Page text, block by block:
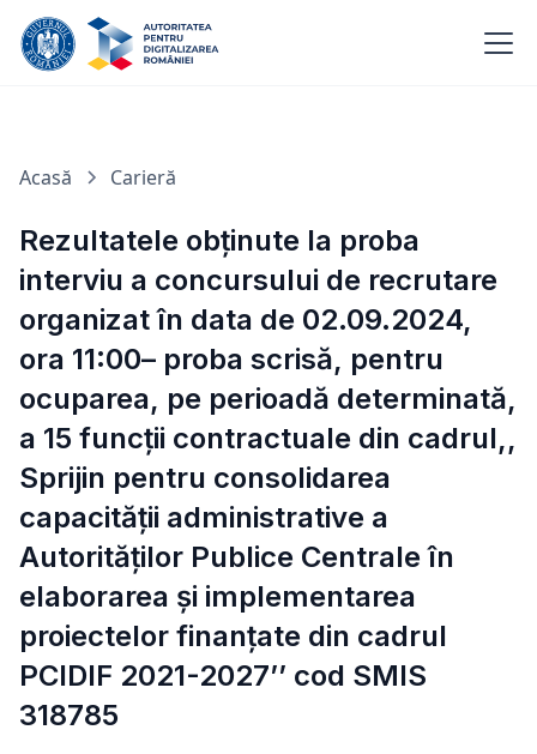
Acasă Carieră
Rezultatele obținute la proba
interviu a concursului de recrutare
organizat în data de 02.09.2024,
ora 11:00– proba scrisă, pentru
ocuparea, pe perioadă determinată,
a 15 funcții contractuale din cadrul,,
Sprijin pentru consolidarea
capacității administrative a
Autorităților Publice Centrale în
elaborarea și implementarea
proiectelor finanțate din cadrul
PCIDIF 2021-2027’’ cod SMIS
318785